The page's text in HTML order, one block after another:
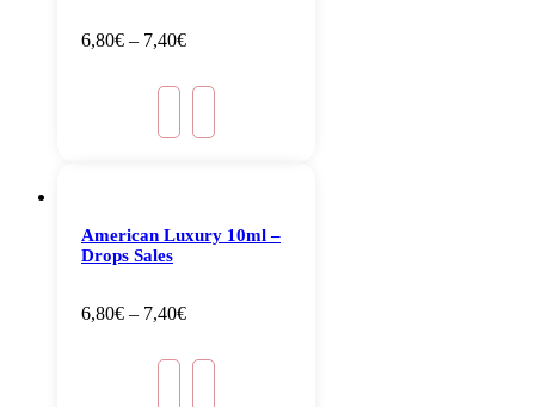
6,80€ – 7,40€
American Luxury 10ml –
Drops Sales
6,80€ – 7,40€